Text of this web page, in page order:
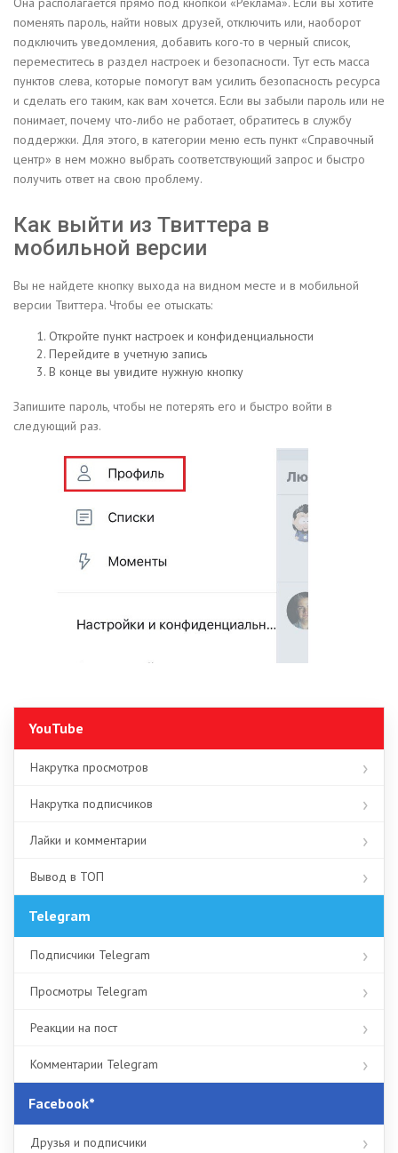
поменять пароль, найти новых друзей, отключить или, наоборот
подключить уведомления, добавить кого-то в черный список,
переместитесь в раздел настроек и безопасности. Тут есть масса
пунктов слева, которые помогут вам усилить безопасность ресурса
и сделать его таким, как вам хочется. Если вы забыли пароль или не
понимает, почему что-либо не работает, обратитесь в службу
поддержки. Для этого, в категории меню есть пункт «Справочный
центр» в нем можно выбрать соответствующий запрос и быстро
получить ответ на свою проблему.
Как выйти из Твиттера в
мобильной версии
Вы не найдете кнопку выхода на видном месте и в мобильной
версии Твиттера. Чтобы ее отыскать:
Откройте пункт настроек и конфиденциальности
Перейдите в учетную запись
В конце вы увидите нужную кнопку
Запишите пароль, чтобы не потерять его и быстро войти в
следующий раз.
YouTube
Накрутка просмотров
Накрутка подписчиков
Лайки и комментарии
Вывод в ТОП
Telegram
Подписчики Telegram
Просмотры Telegram
Реакции на пост
Комментарии Telegram
Facebook*
Друзья и подписчики